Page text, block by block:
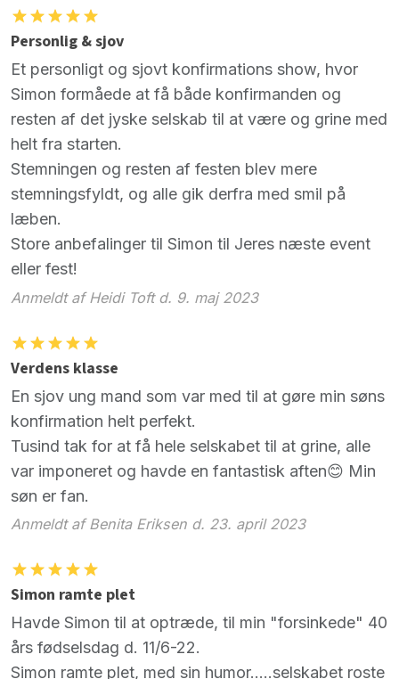
Personlig & sjov
Et personligt og sjovt konfirmations show, hvor
Simon formåede at få både konfirmanden og
resten af det jyske selskab til at være og grine med
helt fra starten.
Stemningen og resten af festen blev mere
stemningsfyldt, og alle gik derfra med smil på
læben.
Store anbefalinger til Simon til Jeres næste event
eller fest!
Anmeldt af Heidi Toft d. 9. maj 2023
Verdens klasse
En sjov ung mand som var med til at gøre min søns
konfirmation helt perfekt.
Tusind tak for at få hele selskabet til at grine, alle
var imponeret og havde en fantastisk aften😊 Min
søn er fan.
Anmeldt af Benita Eriksen d. 23. april 2023
Simon ramte plet
Havde Simon til at optræde, til min "forsinkede" 40
års fødselsdag d. 11/6-22.
Simon ramte plet, med sin humor.....selskabet roste